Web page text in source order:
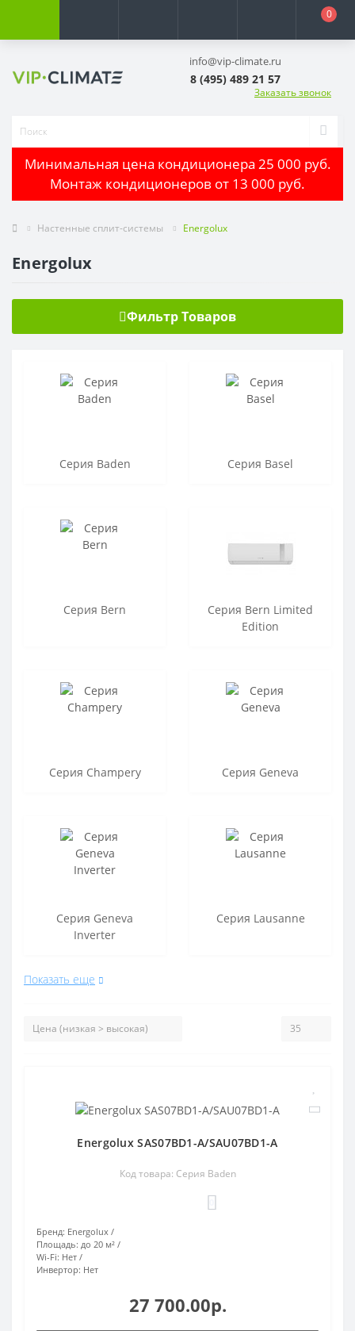
0
info@vip-climate.ru
8 (495) 489 21 57
Заказать звонок
Минимальная цена кондиционера 25 000 руб.
Монтаж кондиционеров от 13 000 руб.
Настенные сплит-системы Energolux
Energolux
Фильтр Товаров
Серия Baden Серия Basel
Серия Bern
Серия Bern Limited
Edition
Серия Champery Серия Geneva
Серия Geneva
Inverter
Серия Lausanne
Показать еще
Energolux SAS07BD1-A/SAU07BD1-A
Код товара: Серия Baden
Бренд: Energolux
Площадь: до 20 м²
Wi-Fi: Нет
Инвертор: Нет
27 700.00р.